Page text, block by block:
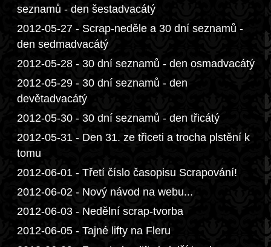
seznamů - den šestadvacátý
2012-05-27 - Scrap-neděle a 30 dní seznamů -
den sedmadvacátý
2012-05-28 - 30 dní seznamů - den osmadvacátý
2012-05-29 - 30 dní seznamů - den
devětadvacátý
2012-05-30 - 30 dní seznamů - den třicátý
2012-05-31 - Den 31. ze třiceti a trocha plstění k
tomu
2012-06-01 - Třetí číslo časopisu Scrapování!
2012-06-02 - Nový návod na webu...
2012-06-03 - Nedělní scrap-tvorba
2012-06-05 - Tajné lifty na Fleru